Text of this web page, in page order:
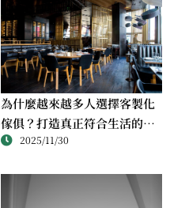
為什麼越來越多人選擇客製化
傢俱？打造真正符合生活的理
想空間2025/11/30